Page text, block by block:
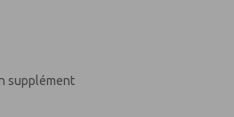
supplément